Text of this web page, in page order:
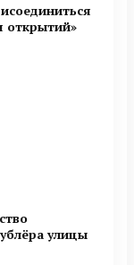
открытий»
улицы